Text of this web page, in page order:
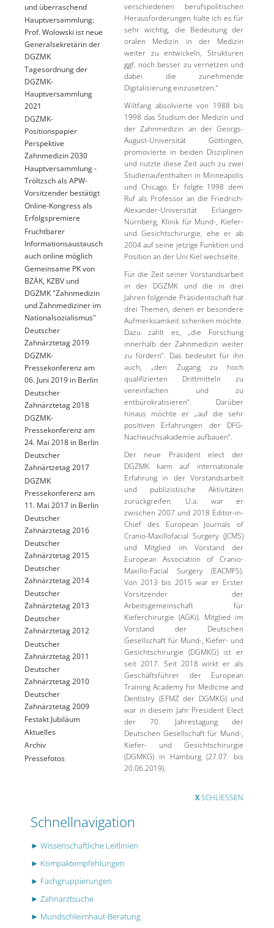
und überraschend
Hauptversammlung:
Prof. Wolowski ist neue
Generalsekretärin der
DGZMK
Tagesordnung der
DGZMK-
Hauptversammlung
2021
DGZMK-
Positionspapier
Perspektive
Zahnmedizin 2030
Hauptversammlung -
Tröltzsch als APW-
Vorsitzender bestätigt
Online-Kongress als
Erfolgspremiere
Fruchtbarer
Informationsaustausch
auch online möglich
Gemeinsame PK von
BZÄK, KZBV und
DGZMK "Zahnmedizin
und Zahnmediziner im
Nationalsozialismus"
Deutscher
Zahnärztetag 2019
DGZMK-
Pressekonferenz am
06. Juni 2019 in Berlin
Deutscher
Zahnärztetag 2018
DGZMK-
Pressekonferenz am
24. Mai 2018 in Berlin
Deutscher
Zahnärtzetag 2017
DGZMK
Pressekonferenz am
11. Mai 2017 in Berlin
Deutscher
Zahnärztetag 2016
Deutscher
Zahnärztetag 2015
Deutscher
Zahnärztetag 2014
Deutscher
Zahnärztetag 2013
Deutscher
Zahnärztetag 2012
Deutscher
Zahnärztetag 2011
Deutscher
Zahnärztetag 2010
Deutscher
Zahnärztetag 2009
Festakt Jubiläum
Aktuelles
Archiv
Pressefotos
verschiedenen berufspolitischen
Herausforderungen halte ich es für
sehr wichtig, die Bedeutung der
oralen Medizin in der Medizin
weiter zu entwickeln, Strukturen
ggf. noch besser zu vernetzen und
dabei die zunehmende
Digitalisierung einzusetzen.“
Wiltfang absolvierte von 1988 bis
1998 das Studium der Medizin und
der Zahnmedizin an der Georgs-
August-Universität Göttingen,
promovierte in beiden Disziplinen
und nutzte diese Zeit auch zu zwei
Studienaufenthalten in Minneapolis
und Chicago. Er folgte 1998 dem
Ruf als Professor an die Friedrich-
Alexander-Universität Erlangen-
Nürnberg, Klinik für Mund-, Kiefer-
und Gesichtschirurgie, ehe er ab
2004 auf seine jetzige Funktion und
Position an der Uni Kiel wechselte.
Für die Zeit seiner Vorstandsarbeit
in der DGZMK und die in drei
Jahren folgende Präsidentschaft hat
drei Themen, denen er besondere
Aufmerksamkeit schenken möchte.
Dazu zählt es, „die Forschung
innerhalb der Zahnmedizin weiter
zu fördern“. Das bedeutet für ihn
auch, „den Zugang zu hoch
qualifizierten Drittmitteln zu
vereinfachen und zu
entbürokratisieren“. Darüber
hinaus möchte er „auf die sehr
positiven Erfahrungen der DFG-
Nachwuchsakademie aufbauen“.
Der neue Präsident elect der
DGZMK kann auf internationale
Erfahrung in der Vorstandsarbeit
und publizistische Aktivitäten
zurückgreifen. U.a. war er
zwischen 2007 und 2018 Editor-in-
Chief des European Journals of
Cranio-Maxillofacial Surgery (JCMS)
und Mitglied im Vorstand der
European Association of Cranio-
Maxillo-Facial Surgery (EACMFS).
Von 2013 bis 2015 war er Erster
Vorsitzender der
Arbeitsgemeinschaft für
Kieferchirurgie (AGKi). Mitglied im
Vorstand der Deutschen
Gesellschaft für Mund-, Kiefer- und
Gesichtschirurgie (DGMKG) ist er
seit 2017. Seit 2018 wirkt er als
Geschäftsführer der European
Training Academy for Medicine and
Dentistry (EFMZ der DGMKG) und
war in diesem Jahr President Elect
der 70. Jahrestagung der
Deutschen Gesellschaft für Mund-,
Kiefer- und Gesichtschirurgie
(DGMKG) in Hamburg (27.07. bis
20.06.2019).
XSCHLIESSEN
Schnellnavigation
► Wissenschaftliche Leitlinien
► Kompaktempfehlungen
► Fachgruppierungen
► Zahnarztsuche
► Mundschleimhaut-Beratung